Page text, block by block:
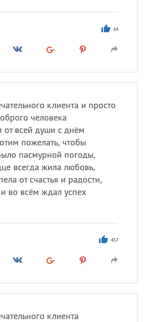
64
клиента и просто
человека
от всей души с днём
пожелать, чтобы
пасмурной погоды,
всегда жила любовь,
от счастья и радости,
во всём ждал успех
457
клиента